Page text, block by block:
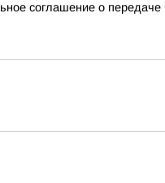
соглашение о